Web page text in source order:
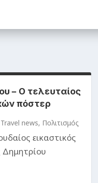
– Ο τελευταίος
πόστερ
Travel news, Πολιτισμός
εικαστικός
Δημητρίου